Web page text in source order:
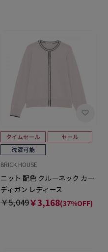
BRICK HOUSE
ニット 配色 クルーネック カー
ディガン レディース
￥5,049￥3,168(37%OFF)